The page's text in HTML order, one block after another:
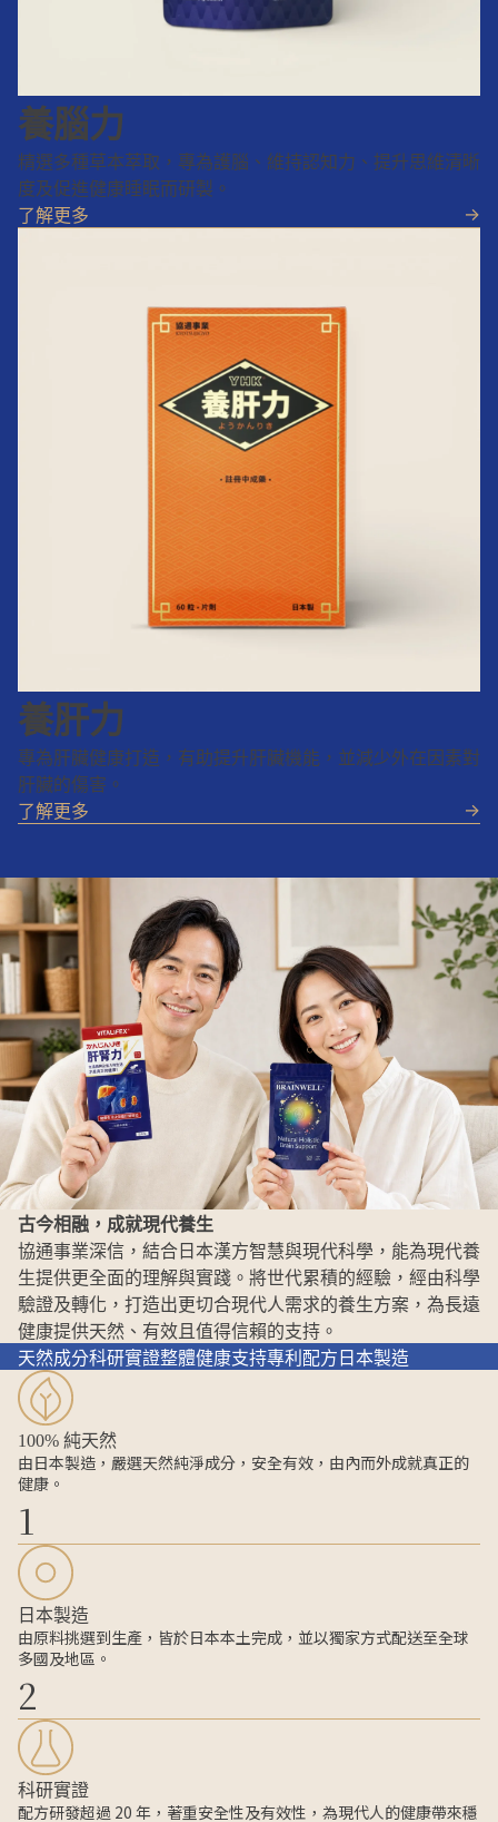
養腦力
精選多種草本萃取，專為護腦、維持認知力、提升思維清晰
度及促進健康睡眠而研製。
了解更多
->
養肝力
專為肝臟健康打造，有助提升肝臟機能，並減少外在因素對
肝臟的傷害。
了解更多
->
古今相融，成就現代養生
協通事業深信，結合日本漢方智慧與現代科學，能為現代養
生提供更全面的理解與實踐。將世代累積的經驗，經由科學
驗證及轉化，打造出更切合現代人需求的養生方案，為長遠
健康提供天然、有效且值得信賴的支持。
天然成分科研實證整體健康支持專利配方 日本製造
100% 純天然
由日本製造，嚴選天然純淨成分，安全有效，由內而外成就真正的
健康。
1
日本製造
由原料挑選到生產，皆於日本本土完成，並以獨家方式配送至全球
多國及地區。
2
科研實證
配方研發超過 20 年，著重安全性及有效性，為現代人的健康帶來穩